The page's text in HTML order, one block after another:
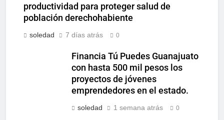
productividad para proteger salud de
población derechohabiente
soledad 7 días atrás 0
Financia Tú Puedes Guanajuato
con hasta 500 mil pesos los
proyectos de jóvenes
emprendedores en el estado.
soledad 1 semana atrás 0